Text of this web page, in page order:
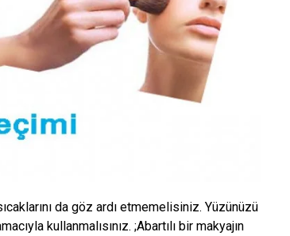
da göz ardı etmemelisiniz. Yüzünüzü
kullanmalısınız. ;Abartılı bir makyajın